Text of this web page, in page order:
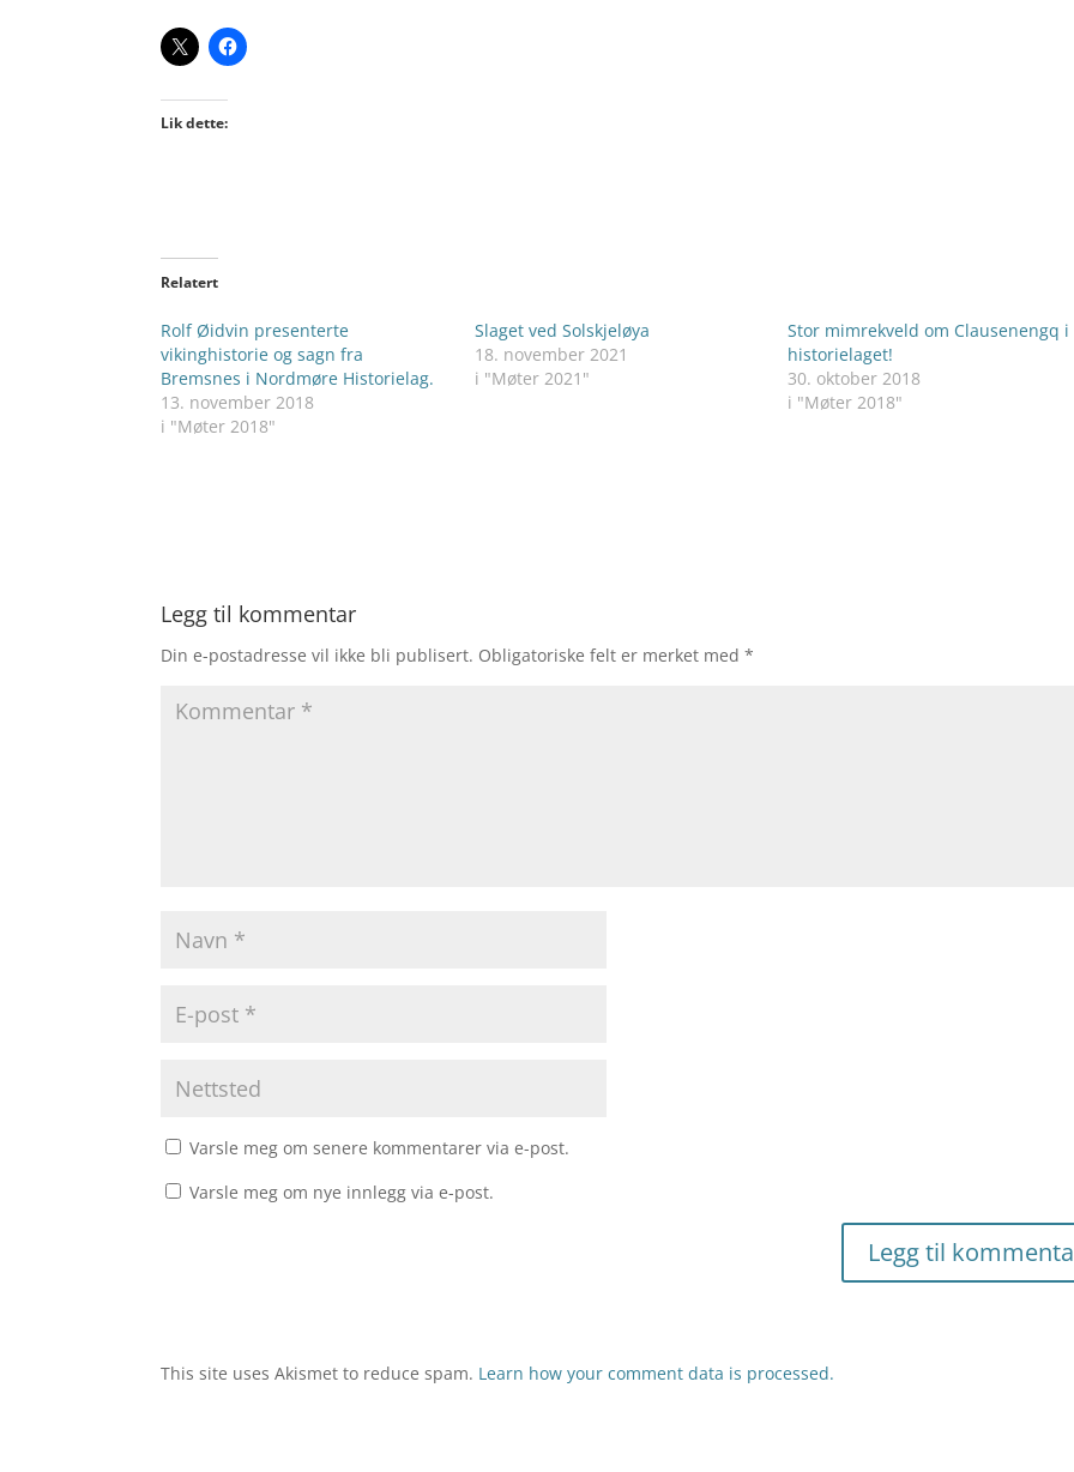
Lik dette:
Relatert
Rolf Øidvin presenterte
vikinghistorie og sagn fra
Bremsnes i Nordmøre Historielag.
13. november 2018
i "Møter 2018"
Slaget ved Solskjeløya
18. november 2021
i "Møter 2021"
Stor mimrekveld om Clausenengq i
historielaget!
30. oktober 2018
i "Møter 2018"
Legg til kommentar
Din e-postadresse vil ikke bli publisert. Obligatoriske felt er merket med*
Varsle meg om senere kommentarer via e-post.
Varsle meg om nye innlegg via e-post.
This site uses Akismet to reduce spam. Learn how your comment data is processed.